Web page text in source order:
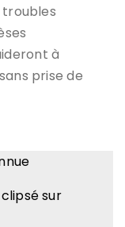
troubles
à
prise de
sur